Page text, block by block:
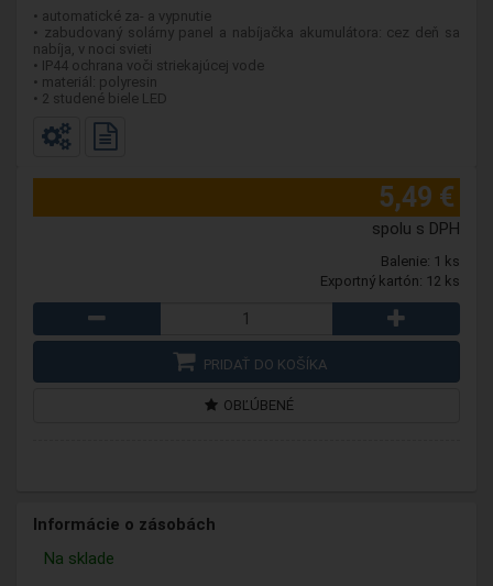
• automatické za- a vypnutie
• zabudovaný solárny panel a nabíjačka akumulátora: cez deň sa
nabíja, v noci svieti
• IP44 ochrana voči striekajúcej vode
• materiál: polyresin
• 2 studené biele LED
5,49 €
spolu s DPH
Balenie: 1 ks
Exportný kartón: 12 ks
PRIDAŤ DO KOŠÍKA
OBĽÚBENÉ
Informácie o zásobách
Na sklade